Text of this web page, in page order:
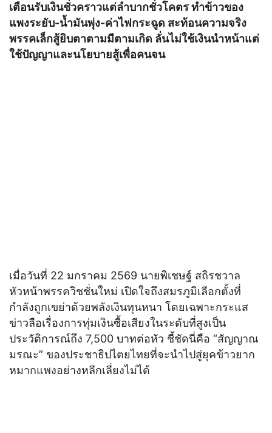
เตือนรับเงินชั่วคราวแต่ลำบากชั่วโคตร ทำข้าวของ
แพงระยับ-น้ำมันพุ่ง-ค่าไฟกระฉูด สะท้อนความจริง
พรรคเล็กสู้ยิบตาตามมีตามเกิด ลั่นไม่ใช้เงินนำหน้าแต่
ใช้ปัญญาและนโยบายสู้เพื่อคนจน
เมื่อวันที่ 22 มกราคม 2569 นายพิเชษฐ์ สถิรชวาล
หัวหน้าพรรควิชชั่นใหม่ เปิดใจถึงสมรภูมิเลือกตั้งที่
กำลังถูกเขย่าด้วยพลังเงินทุนหนา โดยเฉพาะกระแส
ข่าวลือเรื่องการทุ่มเงินซื้อเสียงในระดับที่สูงเป็น
ประวัติการณ์ถึง 7,500 บาทต่อหัว ชี้ชัดนี่คือ “สัญญาณ
มรณะ” ของประชาธิปไตยไทยที่จะนำไปสู่ยุคข้าวยาก
หมากแพงอย่างหลีกเลี่ยงไม่ได้